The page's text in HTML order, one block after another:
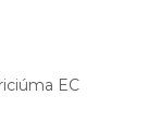
EC